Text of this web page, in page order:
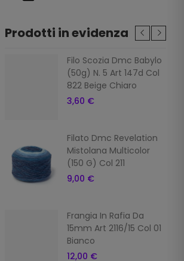
Prodotti in evidenza
Filo Scozia Dmc Babylo
(50g) N. 5 Art 147d Col
822 Beige Chiaro
3,60 €
Filato Dmc Revelation
Mistolana Multicolor
(150 G) Col 211
9,00 €
Frangia In Rafia Da
15mm Art 2116/15 Col 01
Bianco
12,00 €